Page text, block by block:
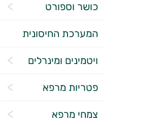
כושר וספורט
המערכת החיסונית
ויטמינים ומינרלים
פטריות מרפא
צמחי מרפא